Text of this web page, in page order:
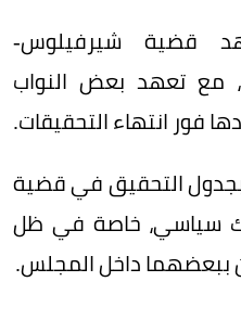
قضية شيرفيلوس-
مع تعهد بعض النواب
فور انتهاء التحقيقات.
التحقيق في قضية
سياسي، خاصة في ظل
ببعضهما داخل المجلس.